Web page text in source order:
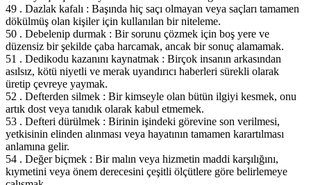
49 . Dazlak kafalı : Başında hiç saçı olmayan veya saçları tamamen
dökülmüş olan kişiler için kullanılan bir niteleme.
50 . Debelenip durmak : Bir sorunu çözmek için boş yere ve
düzensiz bir şekilde çaba harcamak, ancak bir sonuç alamamak.
51 . Dedikodu kazanını kaynatmak : Birçok insanın arkasından
asılsız, kötü niyetli ve merak uyandırıcı haberleri sürekli olarak
üretip çevreye yaymak.
52 . Defterden silmek : Bir kimseyle olan bütün ilgiyi kesmek, onu
artık dost veya tanıdık olarak kabul etmemek.
53 . Defteri dürülmek : Birinin işindeki görevine son verilmesi,
yetkisinin elinden alınması veya hayatının tamamen karartılması
anlamına gelir.
54 . Değer biçmek : Bir malın veya hizmetin maddi karşılığını,
kıymetini veya önem derecesini çeşitli ölçütlere göre belirlemeye